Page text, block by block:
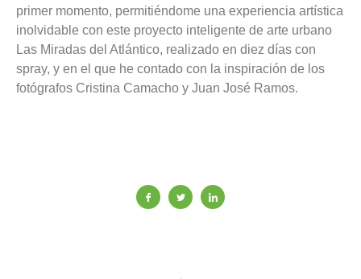
primer momento, permitiéndome una experiencia artística
inolvidable con este proyecto inteligente de arte urbano
Las Miradas del Atlántico, realizado en diez días con
spray, y en el que he contado con la inspiración de los
fotógrafos Cristina Camacho y Juan José Ramos.